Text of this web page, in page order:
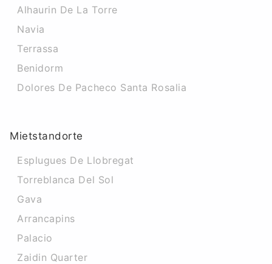
Alhaurin De La Torre
Navia
Terrassa
Benidorm
Dolores De Pacheco Santa Rosalia
Mietstandorte
Esplugues De Llobregat
Torreblanca Del Sol
Gava
Arrancapins
Palacio
Zaidin Quarter